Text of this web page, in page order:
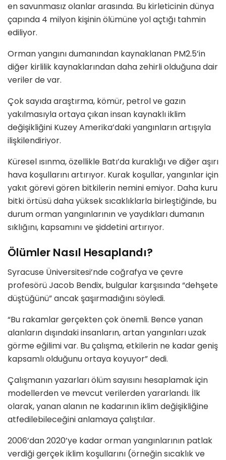
en savunmasız olanlar arasında. Bu kirleticinin dünya
çapında 4 milyon kişinin ölümüne yol açtığı tahmin
ediliyor.
Orman yangını dumanından kaynaklanan PM2.5’in
diğer kirlilik kaynaklarından daha zehirli olduğuna dair
veriler de var.
Çok sayıda araştırma, kömür, petrol ve gazın
yakılmasıyla ortaya çıkan insan kaynaklı iklim
değişikliğini Kuzey Amerika’daki yangınların artışıyla
ilişkilendiriyor.
Küresel ısınma, özellikle Batı’da kuraklığı ve diğer aşırı
hava koşullarını artırıyor. Kurak koşullar, yangınlar için
yakıt görevi gören bitkilerin nemini emiyor. Daha kuru
bitki örtüsü daha yüksek sıcaklıklarla birleştiğinde, bu
durum orman yangınlarının ve yaydıkları dumanın
sıklığını, kapsamını ve şiddetini artırıyor.
Ölümler Nasıl Hesaplandı?
Syracuse Üniversitesi’nde coğrafya ve çevre
profesörü Jacob Bendix, bulgular karşısında “dehşete
düştüğünü” ancak şaşırmadığını söyledi.
“Bu rakamlar gerçekten çok önemli. Bence yanan
alanların dışındaki insanların, artan yangınları uzak
görme eğilimi var. Bu çalışma, etkilerin ne kadar geniş
kapsamlı olduğunu ortaya koyuyor” dedi.
Çalışmanın yazarları ölüm sayısını hesaplamak için
modellerden ve mevcut verilerden yararlandı. İlk
olarak, yanan alanın ne kadarının iklim değişikliğine
atfedilebileceğini anlamaya çalıştılar.
2006’dan 2020’ye kadar orman yangınlarının patlak
verdiği gerçek iklim koşullarını (örneğin sıcaklık ve